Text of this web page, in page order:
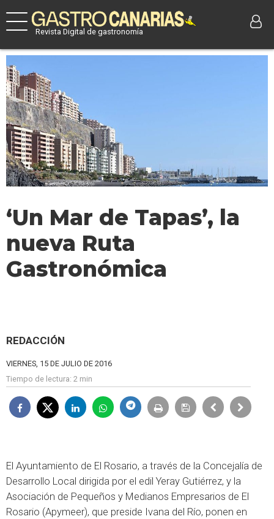
Revista Digital de gastronomía
‘Un Mar de Tapas’, la
nueva Ruta
Gastronómica
REDACCIÓN
VIERNES, 15 DE JULIO DE 2016
Tiempo de lectura: 2 min
El Ayuntamiento de El Rosario, a través de la Concejalía de
Desarrollo Local dirigida por el edil Yeray Gutiérrez, y la
Asociación de Pequeños y Medianos Empresarios de El
Rosario (Apymeer), que preside Ivana del Río, ponen en